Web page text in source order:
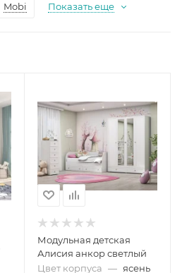
Mobi Показать еще
Модульная детская
Алисия анкор светлый
Цвет корпуса — ясень